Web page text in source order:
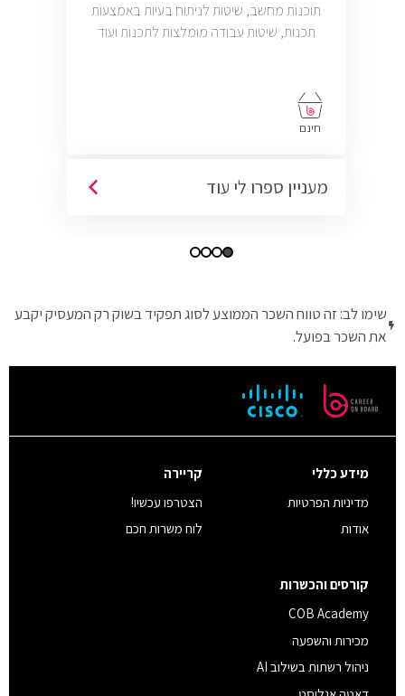
תוכנות מחשב, שיטות לניתוח בעיות באמצעות
תכנות, שיטות עבודה מומלצות לתכנות ועוד
חינם
מעניין ספרו לי עוד
שימו לב: זה טווח השכר הממוצע לסוג תפקיד בשוק רק המעסיק יקבע
את השכר בפועל.
מידע כללי
מדיניות הפרטיות
אודות
קריירה
הצטרפו עכשיו!
לוח משרות חכם
קורסים והכשרות
COB Academy
מכירות והשפעה
ניהול רשתות בשילוב AI